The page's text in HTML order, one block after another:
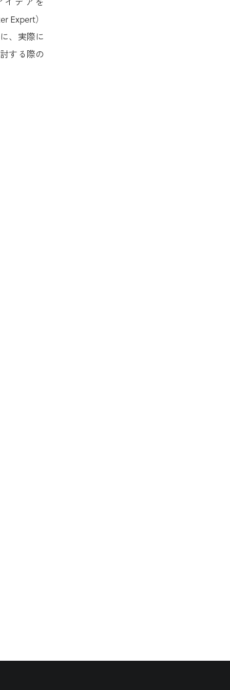
Expert）
、実際に
する際の